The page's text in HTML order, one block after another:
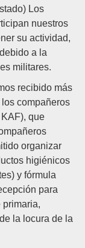
Los
nuestros
su actividad,
a la
militares.
recibido más
compañeros
que
organizar
higiénicos
y fórmula
para
primaria,
la locura de la